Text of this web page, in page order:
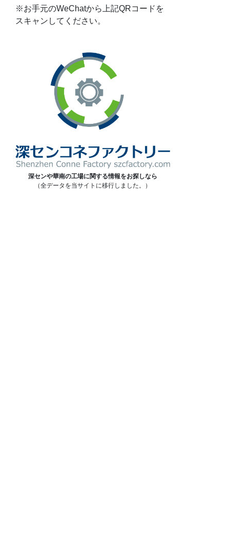
※お手元のWeChatから上記QRコードを
スキャンしてください。
深センや華南の工場に関する情報をお探しなら
（全データを当サイトに移行しました。）